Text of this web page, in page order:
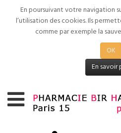
En poursuivant votre navigation
l’utilisation des cookies. Ils
comme par exemple la
OK
En savoir